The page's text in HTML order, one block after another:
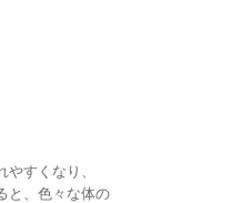
すくなり、
と、色々な体の